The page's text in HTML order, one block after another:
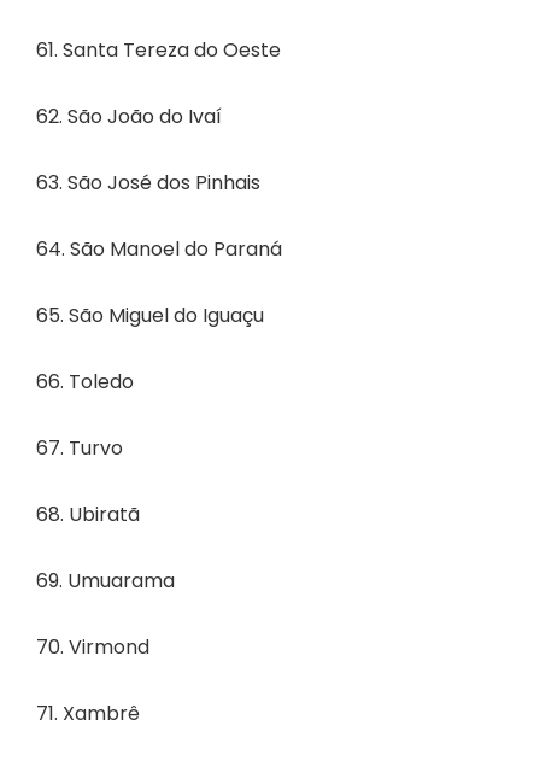
61. Santa Tereza do Oeste
62. São João do Ivaí
63. São José dos Pinhais
64. São Manoel do Paraná
65. São Miguel do Iguaçu
66. Toledo
67. Turvo
68. Ubiratã
69. Umuarama
70. Virmond
71. Xambrê